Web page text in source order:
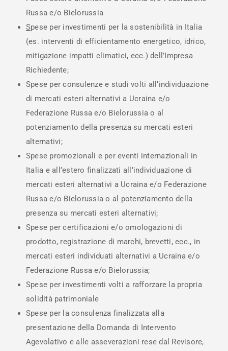
Russa e/o Bielorussia
Spese per investimenti per la sostenibilità in Italia
(es. interventi di efficientamento energetico, idrico,
mitigazione impatti climatici, ecc.) dell’Impresa
Richiedente;
Spese per consulenze e studi volti all’individuazione
di mercati esteri alternativi a Ucraina e/o
Federazione Russa e/o Bielorussia o al
potenziamento della presenza su mercati esteri
alternativi;
Spese promozionali e per eventi internazionali in
Italia e all’estero finalizzati all’individuazione di
mercati esteri alternativi a Ucraina e/o Federazione
Russa e/o Bielorussia o al potenziamento della
presenza su mercati esteri alternativi;
Spese per certificazioni e/o omologazioni di
prodotto, registrazione di marchi, brevetti, ecc., in
mercati esteri individuati alternativi a Ucraina e/o
Federazione Russa e/o Bielorussia;
Spese per investimenti volti a rafforzare la propria
solidità patrimoniale
Spese per la consulenza finalizzata alla
presentazione della Domanda di Intervento
Agevolativo e alle asseverazioni rese dal Revisore,